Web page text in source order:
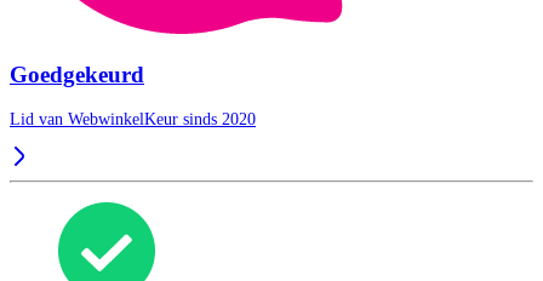
Goedgekeurd
Lid van WebwinkelKeur sinds 2020